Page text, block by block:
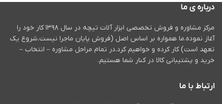
درباره ی ما
مرکز مشاوره و فروش تخصصی ابزار آلات تیچه در سال ۱۳۹۸ کار خود را
آغاز نموده.ما همواره بر اساس اصل (فروش پایان ماجرا نیست.شروع یک
تعهد است) کار کرده و خواهیم کرد.در تمام مراحل مشاوره – انتخاب –
خرید و پشتیبانی کالا در کنار شما هستیم.
ارتباط با ما